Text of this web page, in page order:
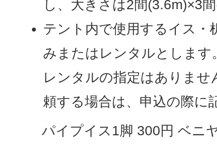
し、大きさは2間(3.6m)×3
テント内で使用するイス・
みまたはレンタルとします
レンタルの指定はありませ
頼する場合は、申込の際に
パイプイス1脚 300円 ベニ